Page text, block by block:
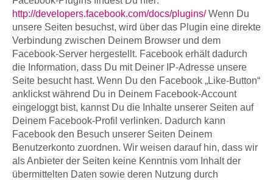
http://developers.facebook.com/docs/plugins/Wenn Du
unsere Seiten besuchst, wird über das Plugin eine direkte
Verbindung zwischen Deinem Browser und dem
Facebook-Server hergestellt. Facebook erhält dadurch
die Information, dass Du mit Deiner IP-Adresse unsere
Seite besucht hast. Wenn Du den Facebook „Like-Button“
anklickst während Du in Deinem Facebook-Account
eingeloggt bist, kannst Du die Inhalte unserer Seiten auf
Deinem Facebook-Profil verlinken. Dadurch kann
Facebook den Besuch unserer Seiten Deinem
Benutzerkonto zuordnen. Wir weisen darauf hin, dass wir
als Anbieter der Seiten keine Kenntnis vom Inhalt der
übermittelten Daten sowie deren Nutzung durch